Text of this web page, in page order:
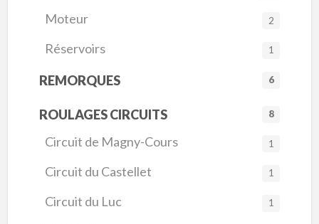
Moteur 2
Réservoirs 1
REMORQUES 6
ROULAGES CIRCUITS 8
Circuit de Magny-Cours 1
Circuit du Castellet 1
Circuit du Luc 1